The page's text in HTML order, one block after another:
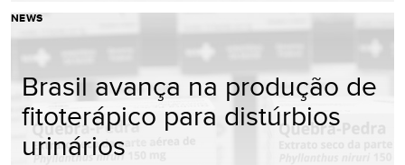
NEWS
Brasil avança na produção de
fitoterápico para distúrbios
urinários